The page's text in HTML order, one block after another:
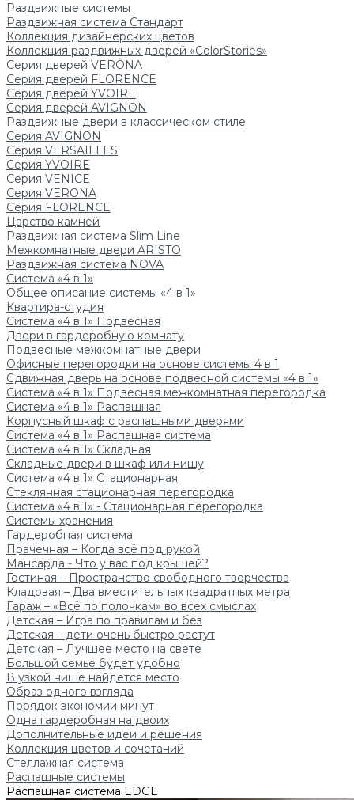
Раздвижные системы
Раздвижная система Стандарт
Коллекция дизайнерских цветов
Коллекция раздвижных дверей «ColorStories»
Серия дверей VERONA
Серия дверей FLORENCE
Серия дверей YVOIRE
Серия дверей AVIGNON
Раздвижные двери в классическом стиле
Серия AVIGNON
Серия VERSAILLES
Серия YVOIRE
Серия VENICE
Серия VERONA
Серия FLORENCE
Царство камней
Раздвижная система Slim Line
Межкомнатные двери ARISTO
Раздвижная система NOVA
Система «4 в 1»
Общее описание системы «4 в 1»
Квартира-студия
Система «4 в 1» Подвесная
Двери в гардеробную комнату
Подвесные межкомнатные двери
Офисные перегородки на основе системы 4 в 1
Сдвижная дверь на основе подвесной системы «4 в 1»
Система «4 в 1» Подвесная межкомнатная перегородка
Система «4 в 1» Распашная
Корпусный шкаф с распашными дверями
Система «4 в 1» Распашная система
Система «4 в 1» Складная
Складные двери в шкаф или нишу
Система «4 в 1» Стационарная
Стеклянная стационарная перегородка
Система «4 в 1» - Стационарная перегородка
Системы хранения
Гардеробная система
Прачечная – Когда всё под рукой
Мансарда - Что у вас под крышей?
Гостиная – Пространство свободного творчества
Кладовая – Два вместительных квадратных метра
Гараж – «Всё по полочкам» во всех смыслах
Детская – Игра по правилам и без
Детская – дети очень быстро растут
Детская – Лучшее место на свете
Большой семье будет удобно
В узкой нише найдется место
Образ одного взгляда
Порядок экономии минут
Одна гардеробная на двоих
Дополнительные идеи и решения
Коллекция цветов и сочетаний
Стеллажная система
Распашные системы
Распашная система EDGE